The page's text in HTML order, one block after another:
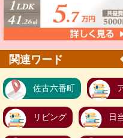
関連ワード
佐古六番町
リビング 日